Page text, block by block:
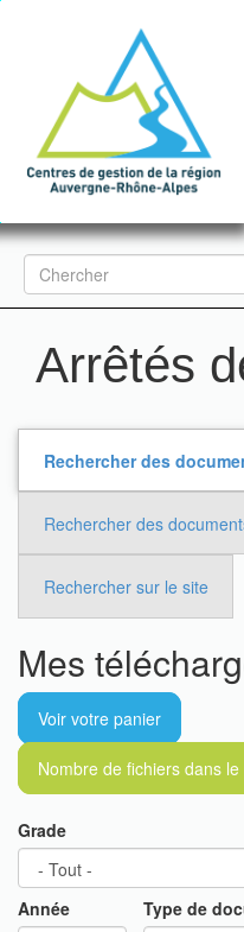
Formulaire
de
recherche
Rechercher
Arrêtés
Rechercher des
Rechercher des
Rechercher sur le site
Mes
Voir votre panier
Nombre de fichiers dans le
Grade
Année Type de